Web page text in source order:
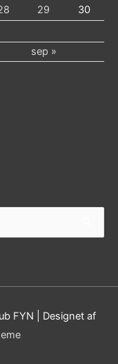
29
30
sep »
FYN | Designet af